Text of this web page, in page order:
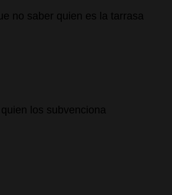
no saber quien es la tarrasa
los subvenciona